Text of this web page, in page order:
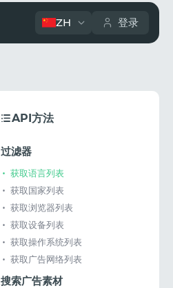
ZH 登录
API方法
过滤器
获取语言列表
获取国家列表
获取浏览器列表
获取设备列表
获取操作系统列表
获取广告网络列表
搜索广告素材